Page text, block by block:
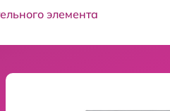
элемента